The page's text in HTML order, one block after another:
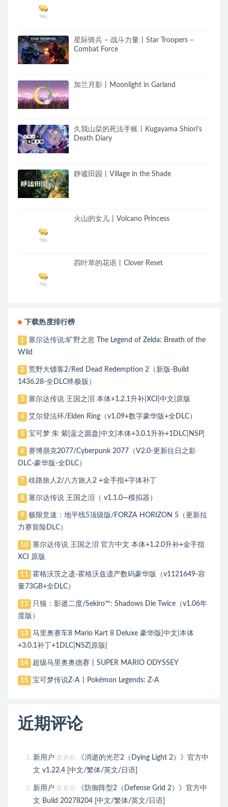
星际骑兵 – 战斗力量丨Star Troopers –
Combat Force
加兰月影丨Moonlight in Garland
久我山栞的死法手账丨Kugayama Shiori’s
Death Diary
静谧田园丨Village in the Shade
火山的女儿丨Volcano Princess
四叶草的花语丨Clover Reset
下载热度排行榜
1
塞尔达传说:旷野之息 The Legend of Zelda: Breath of the
Wild
2
荒野大镖客2/Red Dead Redemption 2（新版-Build
1436.28-全DLC终极版）
3 塞尔达传说 王国之泪 本体+1.2.1升补|XCI|中文|原版
4 艾尔登法环/Elden Ring（v1.09+数字豪华版+全DLC）
5 宝可梦 朱 紫|蓝之圆盘|中文|本体+3.0.1升补+1DLC|NSP|
6
赛博朋克2077/Cyberpunk 2077（V2.0-更新往日之影
DLC-豪华版-全DLC）
7 歧路旅人2/八方旅人2 +金手指+字体补丁
8 塞尔达传说 王国之泪（ v1.1.0—模拟器）
9
极限竞速：地平线5顶级版/FORZA HORIZON 5（更新拉
力赛冒险DLC）
10
塞尔达传说 王国之泪 官方中文 本体+1.2.0升补+金手指
XCI 原版
11
霍格沃茨之遗-霍格沃兹遗产数码豪华版（v1121649-容
量73GB+全DLC）
12
只狼：影逝二度/Sekiro™: Shadows Die Twice（v1.06年
度版）
13
马里奥赛车8 Mario Kart 8 Deluxe 豪华版|中文|本体
+3.0.1补丁+1DLC|NSZ|原版|
14 超级马里奥奥德赛丨SUPER MARIO ODYSSEY
15 宝可梦传说Z-A丨Pokémon Legends: Z-A
近期评论
新用户 发表在
《消逝的光芒2（Dying Light 2）》官方中
文 v1.22.4 [中文/繁体/英文/日语]
新用户 发表在
《防御阵型2（Defense Grid 2）》官方中
文 Build 20278204 [中文/繁体/英文/日语]